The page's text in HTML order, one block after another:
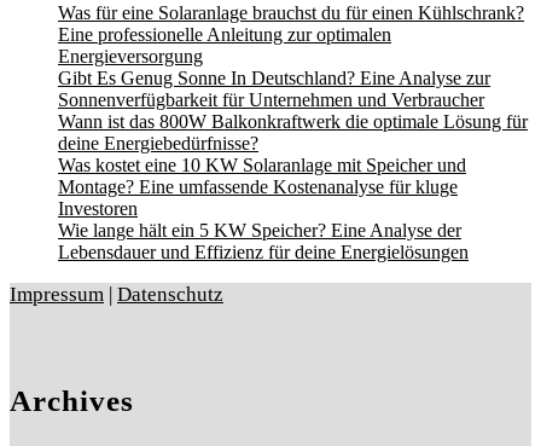
Was für eine Solaranlage brauchst du für einen Kühlschrank?
Eine professionelle Anleitung zur optimalen
Energieversorgung
Gibt Es Genug Sonne In Deutschland? Eine Analyse zur
Sonnenverfügbarkeit für Unternehmen und Verbraucher
Wann ist das 800W Balkonkraftwerk die optimale Lösung für
deine Energiebedürfnisse?
Was kostet eine 10 KW Solaranlage mit Speicher und
Montage? Eine umfassende Kostenanalyse für kluge
Investoren
Wie lange hält ein 5 KW Speicher? Eine Analyse der
Lebensdauer und Effizienz für deine Energielösungen
Impressum | Datenschutz
Archives